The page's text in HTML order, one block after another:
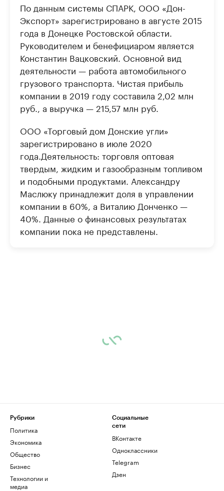
По данным системы СПАРК, ООО «Дон-
Экспорт» зарегистрировано в августе 2015
года в Донецке Ростовской области.
Руководителем и бенефициаром является
Константин Вацковский. Основной вид
деятельности — работа автомобильного
грузового транспорта. Чистая прибыль
компании в 2019 году составила 2,02 млн
руб., а выручка — 215,57 млн руб.
ООО «Торговый дом Донские угли»
зарегистрировано в июле 2020
года.Деятельность: торговля оптовая
твердым, жидким и газообразным топливом
и подобными продуктами. Александру
Маслюку принадлежит доля в управлении
компании в 60%, а Виталию Донченко —
40%. Данные о финансовых результатах
компании пока не представлены.
Рубрики
Политика
Экономика
Общество
Бизнес
Технологии и
медиа
Социальные
сети
ВКонтакте
Одноклассники
Telegram
Дзен